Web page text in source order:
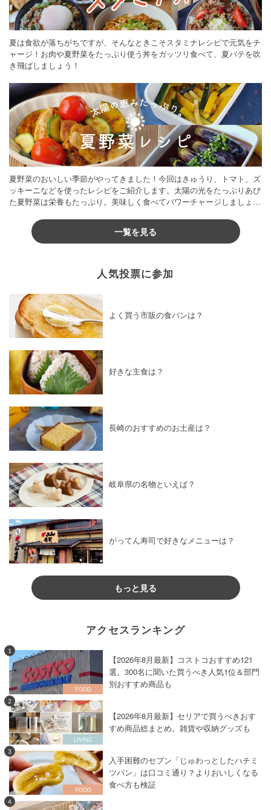
夏は食欲が落ちがちですが、そんなときこそスタミナレシピで元気をチ
ャージ！お肉や夏野菜をたっぷり使う丼をガッツリ食べて、夏バテを吹
き飛ばしましょう！
夏野菜のおいしい季節がやってきました！今回はきゅうり、トマト、ズ
ッキーニなどを使ったレシピをご紹介します。太陽の光をたっぷりあび
た夏野菜は栄養もたっぷり。美味しく食べてパワーチャージしましょう
一覧を見る
人気投票に参加
よく買う市販の食パンは？
好きな主食は？
長崎のおすすめのお土産は？
岐阜県の名物といえば？
がってん寿司で好きなメニューは？
もっと見る
アクセスランキング
1
【2026年8月最新】コストコおすすめ121
選。300名に聞いた買うべき人気1位＆部門
別おすすめ商品も
2
【2026年8月最新】セリアで買うべきおす
すめ商品総まとめ。雑貨や収納グッズも
3
入手困難のセブン「じゅわっとしたハチミ
ツパン」は口コミ通り？よりおいしくなる
食べ方も検証
4